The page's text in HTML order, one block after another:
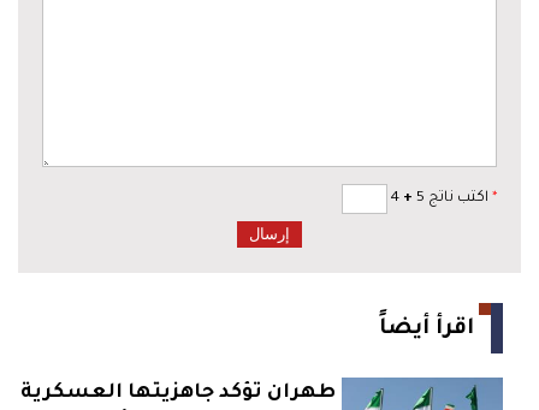
* اكتب ناتج 5 +
اقرأ أيضاً
طهران تؤكد جاهزيتها العسكرية